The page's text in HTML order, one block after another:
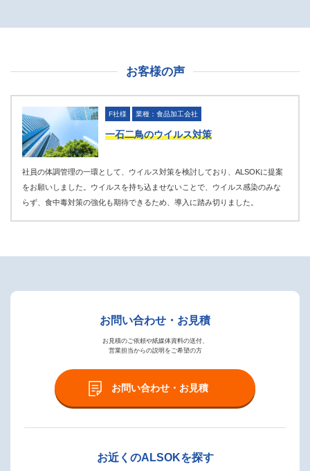
お客様の声
F社様 業種：食品加工会社
一石二鳥のウイルス対策
社員の体調管理の一環として、ウイルス対策を検討しており、ALSOKに提案
をお願いしました。ウイルスを持ち込ませないことで、ウイルス感染のみな
らず、食中毒対策の強化も期待できるため、導入に踏み切りました。
お問い合わせ・お見積
お見積のご依頼や紙媒体資料の送付、
営業担当からの説明をご希望の方
お問い合わせ・お見積
お近くのALSOKを探す